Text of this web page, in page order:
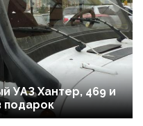
УАЗ Хантер, 469 и
подарок